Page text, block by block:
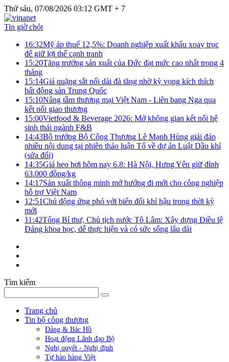
Thứ sáu, 07/08/2026 03:12 GMT + 7
Tin giờ chót
16:32Mỹ áp thuế 12,5%: Doanh nghiệp xuất khẩu xoay trục
để giữ lợi thế cạnh tranh
15:20Tăng trưởng sản xuất của Đức đạt mức cao nhất trong 4
tháng
15:14Giá quặng sắt nối dài đà tăng nhờ kỳ vọng kích thích
bất động sản Trung Quốc
15:10Nâng tầm thương mại Việt Nam - Liên bang Nga qua
kết nối giao thương
15:00Vietfood & Beverage 2026: Mở không gian kết nối hệ
sinh thái ngành F&B
14:43Bộ trưởng Bộ Công Thương Lê Mạnh Hùng giải đáp
nhiều nội dung tại phiên thảo luận Tổ về dự án Luật Dầu khí
(sửa đổi)
14:35Giá heo hơi hôm nay 6.8: Hà Nội, Hưng Yên giữ đỉnh
63.000 đồng/kg
14:17Sản xuất thông minh mở hướng đi mới cho công nghiệp
hỗ trợ Việt Nam
12:51Chủ động ứng phó với biến đổi khí hậu trong thời kỳ
mới
11:42Tổng Bí thư, Chủ tịch nước Tô Lâm: Xây dựng Điều lệ
Đảng khoa học, dễ thực hiện và có sức sống lâu dài
Tìm kiếm
Trang chủ
Tin bộ công thương
Đảng & Bác Hồ
Hoạt động Lãnh đạo Bộ
Nghị quyết - Nghị định
Tự hào hàng Việt